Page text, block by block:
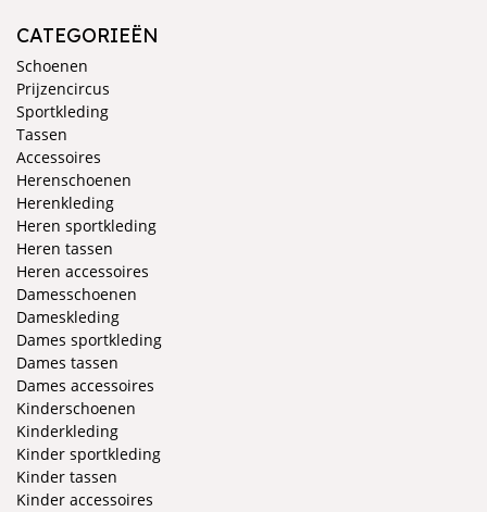
CATEGORIEËN
Schoenen
Prijzencircus
Sportkleding
Tassen
Accessoires
Herenschoenen
Herenkleding
Heren sportkleding
Heren tassen
Heren accessoires
Damesschoenen
Dameskleding
Dames sportkleding
Dames tassen
Dames accessoires
Kinderschoenen
Kinderkleding
Kinder sportkleding
Kinder tassen
Kinder accessoires